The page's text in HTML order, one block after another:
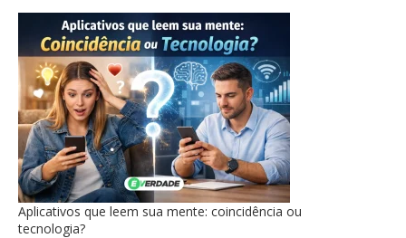
Aplicativos que leem sua mente: coincidência ou
tecnologia?